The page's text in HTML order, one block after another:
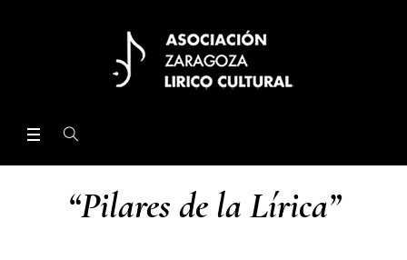
“Pilares de la Lírica”